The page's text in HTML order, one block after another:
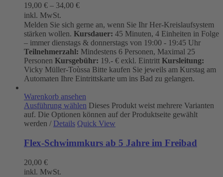
19,00 € – 34,00 €
inkl. MwSt.
Melden Sie sich gerne an, wenn Sie Ihr Her-Kreislaufsystem
stärken wollen. Kursdauer: 45 Minuten, 4 Einheiten in Folge
– immer dienstags & donnerstags von 19:00 - 19:45 Uhr
Teilnehmerzahl: Mindestens 6 Personen, Maximal 25
Personen Kursgebühr: 19.- € exkl. Eintritt Kursleitung:
Vicky Müller-Toùssa Bitte kaufen Sie jeweils am Kurstag am
Automaten Ihre Eintrittskarte um ins Bad zu gelangen.
Warenkorb ansehen
Ausführung wählen Dieses Produkt weist mehrere Varianten
auf. Die Optionen können auf der Produktseite gewählt
werden / Details Quick View
Flex-Schwimmkurs ab 5 Jahre im Freibad
20,00 €
inkl. MwSt.